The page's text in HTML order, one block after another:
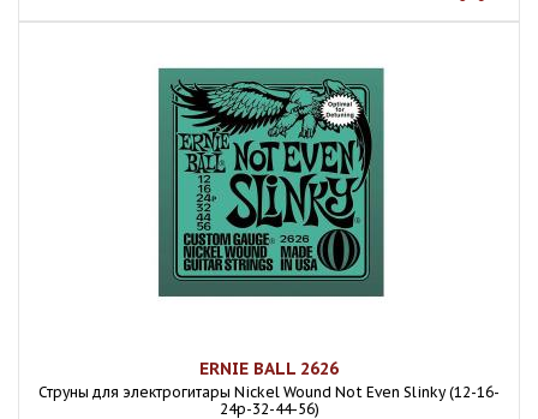
ERNIE BALL 2626
Струны для электрогитары Nickel Wound Not Even Slinky (12-16-
24p-32-44-56)